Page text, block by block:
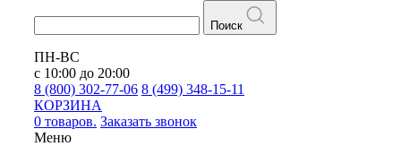
Поиск
ПН-ВС
с 10:00 до 20:00
8 (800) 302-77-06 8 (499) 348-15-11
КОРЗИНА
0 товаров. Заказать звонок
Меню